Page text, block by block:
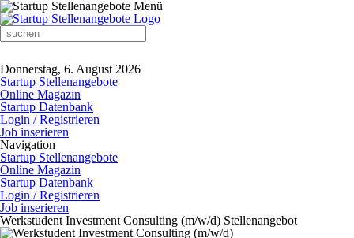
Donnerstag, 6. August 2026
Startup Stellenangebote
Online Magazin
Startup Datenbank
Login / Registrieren
Job inserieren
Navigation
Startup Stellenangebote
Online Magazin
Startup Datenbank
Login / Registrieren
Job inserieren
Werkstudent Investment Consulting (m/w/d) Stellenangebot